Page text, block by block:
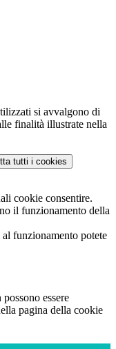
si avvalgono di
finalità illustrate nella
tutti i cookies
cookie consentire.
il funzionamento della
funzionamento potete
essere
pagina della cookie